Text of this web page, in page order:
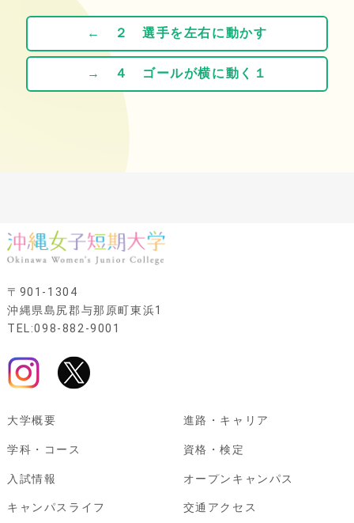
← ２ 選手を左右に動かす
→ ４ ゴールが横に動く１
〒901-1304
沖縄県島尻郡与那原町東浜1
TEL:098-882-9001
大学概要
学科・コース
入試情報
キャンパスライフ
進路・キャリア
資格・検定
オープンキャンパス
交通アクセス